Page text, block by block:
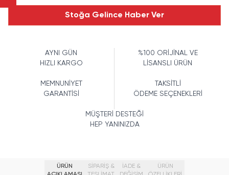
Stoğa Gelince Haber Ver
AYNI GÜN
HIZLI KARGO
%100 ORİJİNAL VE
LİSANSLI ÜRÜN
MEMNUNİYET
GARANTİSİ
TAKSİTLİ
ÖDEME SEÇENEKLERİ
MÜŞTERİ DESTEĞİ
HEP YANINIZDA
ÜRÜN
SİPARİŞ &
İADE &
ÜRÜN